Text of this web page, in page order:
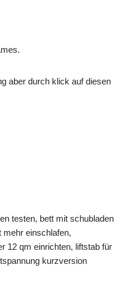
aber durch klick auf diesen
testen, bett mit schubladen
mehr einschlafen,
12 qm einrichten, liftstab für
kurzversion